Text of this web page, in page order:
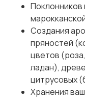
Создания
пряностей
цветов
ладан),
цитрусовых
Хранения